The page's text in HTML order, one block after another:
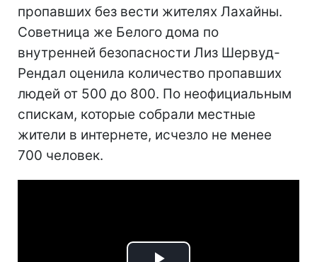
пропавших без вести жителях Лахайны.
Советница же Белого дома по
внутренней безопасности Лиз Шервуд-
Рендал оценила количество пропавших
людей от 500 до 800. По неофициальным
спискам, которые собрали местные
жители в интернете, исчезло не менее
700 человек.